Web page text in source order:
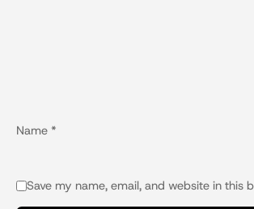
Name *
Save my name, email, and website in